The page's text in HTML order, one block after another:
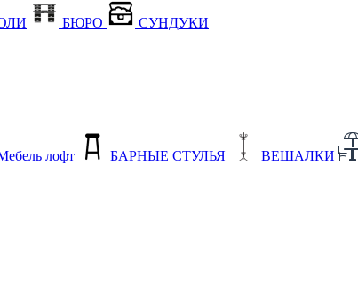
БЮРО СУНДУКИ
лофт БАРНЫЕ СТУЛЬЯ ВЕШАЛКИ